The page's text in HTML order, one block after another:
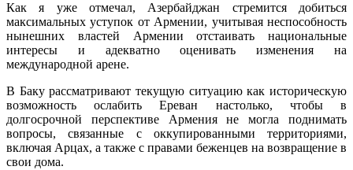
Как я уже отмечал, Азербайджан стремится добиться
максимальных уступок от Армении, учитывая неспособность
нынешних властей Армении отстаивать национальные
интересы и адекватно оценивать изменения на
международной арене.
В Баку рассматривают текущую ситуацию как историческую
возможность ослабить Ереван настолько, чтобы в
долгосрочной перспективе Армения не могла поднимать
вопросы, связанные с оккупированными территориями,
включая Арцах, а также с правами беженцев на возвращение в
свои дома.